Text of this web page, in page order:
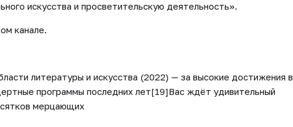
искусства и просветительскую деятельность».
канале.
литературы и искусства (2022) — за высокие достижения в
программы последних лет[19]Вас ждёт удивительный
мерцающих